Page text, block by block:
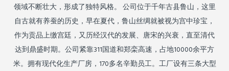
领域不断壮大，形成了独特风格。 公司位于千年古县鲁山，这里
自古就有养蚕的历史，早在夏代，鲁山丝绸就被视为宫中珍宝，
作为贡品上缴宫廷，又历经汉代的发展、唐宋的兴衰，直至清代
达到鼎盛时期。公司紧靠311国道和郑栾高速，占地10000余平方
米。拥有现代化生产厂房，170多名辛勤员工。工厂设有三条大型